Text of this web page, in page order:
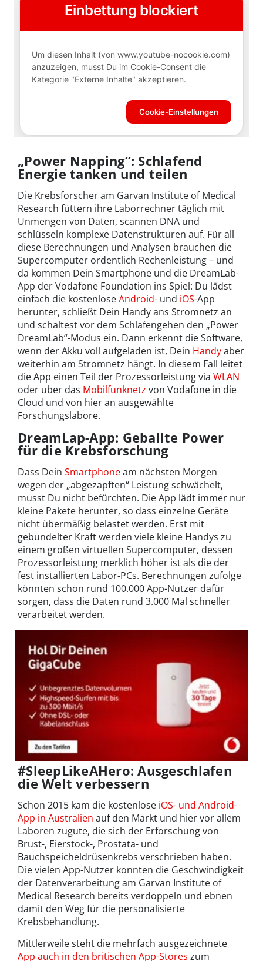
„Power Napping“: Schlafend
Energie tanken und teilen
Die Krebsforscher am Garvan Institute of Medical
Research füttern ihre Laborrechner täglich mit
Unmengen von Daten, scannen DNA und
schlüsseln komplexe Datenstrukturen auf. Für all
diese Berechnungen und Analysen brauchen die
Supercomputer ordentlich Rechenleistung – und
da kommen Dein Smartphone und die DreamLab-
App der Vodafone Foundation ins Spiel: Du lädst
einfach die kostenloseAndroid- und iOS-App
herunter, schließt Dein Handy ans Stromnetz an
und schaltest vor dem Schlafengehen den „Power
DreamLab“-Modus ein. Dann erkennt die Software,
wenn der Akku voll aufgeladen ist, Dein Handyaber
weiterhin am Stromnetz hängt. In diesem Fall leitet
die App einen Teil der Prozessorleistung via WLAN
oder über das Mobilfunknetz von Vodafone in die
Cloud und von hier an ausgewählte
Forschungslabore.
DreamLap-App: Geballte Power
für die Krebsforschung
Dass Dein Smartphoneam nächsten Morgen
wegen der „abgezapften“ Leistung schwächelt,
musst Du nicht befürchten. Die App lädt immer nur
kleine Pakete herunter, so dass einzelne Geräte
nicht übermäßig belastet werden. Erst mit
gebündelter Kraft werden viele kleine Handys zu
einem großen virtuellen Supercomputer, dessen
Prozessorleistung merklich höher ist als die der
fest installierten Labor-PCs. Berechnungen zufolge
könnten schon rund 100.000 App-Nutzer dafür
sorgen, dass die Daten rund 3.000 Mal schneller
verarbeitet werden.
#SleepLikeAHero: Ausgeschlafen
die Welt verbessern
Schon 2015 kam die kostenlose iOS- und Android-
App in Australien auf den Markt und hier vor allem
Laboren zugute, die sich der Erforschung von
Brust-, Eierstock-, Prostata- und
Bauchspeicheldrüsenkrebs verschrieben haben.
Die vielen App-Nutzer konnten die Geschwindigkeit
der Datenverarbeitung am Garvan Institute of
Medical Research bereits verdoppeln und ebnen
damit den Weg für die personalisierte
Krebsbehandlung.
Mittlerweile steht die mehrfach ausgezeichnete
App auch in den britischen App-Stores zum